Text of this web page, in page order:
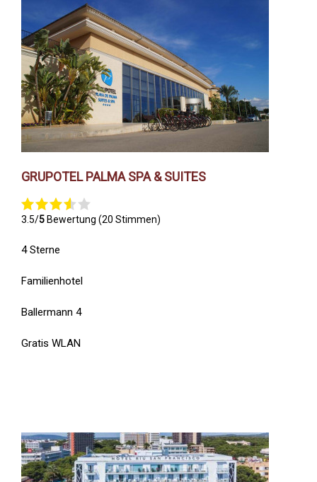
GRUPOTEL PALMA SPA & SUITES
3.5/5 Bewertung (20 Stimmen)
4 Sterne
Familienhotel
Ballermann 4
Gratis WLAN